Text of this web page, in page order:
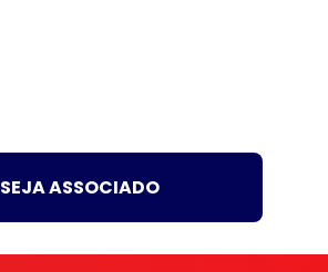
SEJA ASSOCIADO